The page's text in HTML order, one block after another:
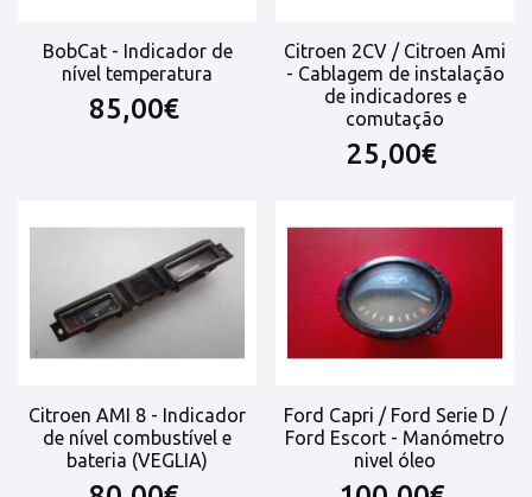
BobCat - Indicador de
nível temperatura
85,00€
Citroen 2CV / Citroen Ami
- Cablagem de instalação
de indicadores e
comutação
25,00€
Citroen AMI 8 - Indicador
de nível combustível e
bateria (VEGLIA)
Ford Capri / Ford Serie D /
Ford Escort - Manómetro
nivel óleo